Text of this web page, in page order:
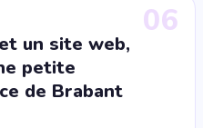
06
un site web,
petite
de Brabant